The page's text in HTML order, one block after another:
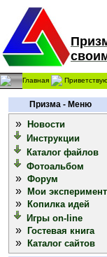
Главная
Призма - Меню
»
Новости
Инструкции
Каталог файлов
Фотоальбом
» Форум
» Мои
»
Копилка идей
Игры on-line
» Гостевая книга
» Каталог сайтов